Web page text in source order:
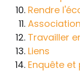
La
web
et pénales.
s'inspireront
Rendre
Travailler
Liens
Enquête